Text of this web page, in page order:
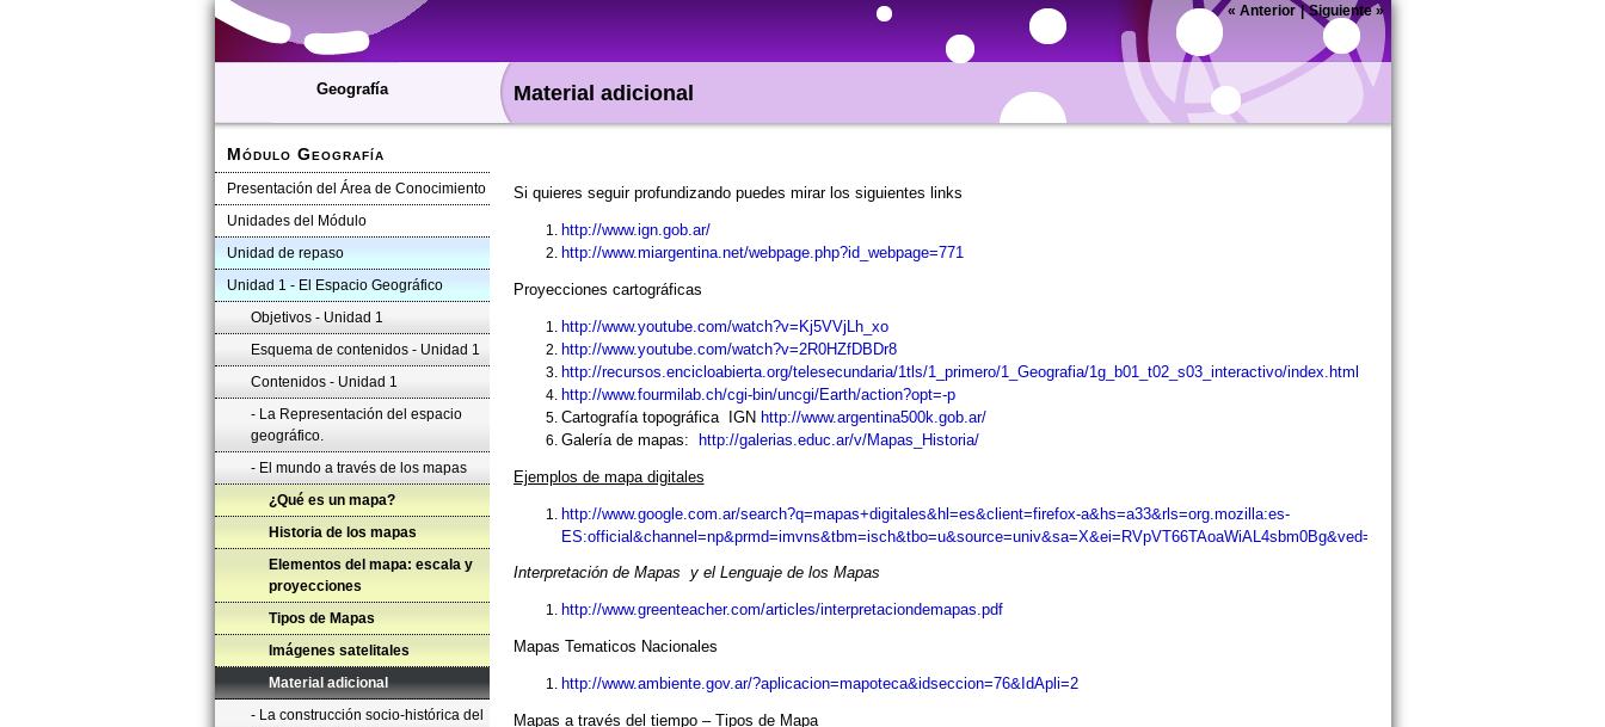
Geografía
Módulo Geografía
Presentación del Área de Conocimiento
Unidades del Módulo
Unidad de repaso
Unidad 1 - El Espacio Geográfico
Objetivos - Unidad 1
Esquema de contenidos - Unidad 1
Contenidos - Unidad 1
- La Representación del espacio
geográfico.
- El mundo a través de los mapas
¿Qué es un mapa?
Historia de los mapas
Elementos del mapa: escala y
proyecciones
Tipos de Mapas
Imágenes satelitales
Material adicional
- La construcción socio-histórica del
« Anterior|Siguiente»
Material adicional
Si quieres seguir profundizando puedes mirar los siguientes links
http://www.ign.gob.ar/
http://www.miargentina.net/webpage.php?id_webpage=771
Proyecciones cartográficas
http://www.youtube.com/watch?v=Kj5VVjLh_xo
http://www.youtube.com/watch?v=2R0HZfDBDr8
http://recursos.encicloabierta.org/telesecundaria/1tls/1_primero/1_Geografia/1g_b01_t02_s03_interactivo/index.html
http://www.fourmilab.ch/cgi-bin/uncgi/Earth/action?opt=-p
Cartografía topográfica IGN http://www.argentina500k.gob.ar/
Galería de mapas:
http://galerias.educ.ar/v/Mapas_Historia/
Ejemplos de mapa digitales
http://www.google.com.ar/search?q=mapas+digitales&hl=es&client=firefox-a&hs=a33&rls=org.mozilla:es-
ES:official&channel=np&prmd=imvns&tbm=isch&tbo=u&source=univ&sa=X&ei=RVpVT66TAoaWiAL4sbm0Bg&ved=0CG4QsAQ&biw=1366&bih=662
Interpretación de Mapas y el Lenguaje de los Mapas
http://www.greenteacher.com/articles/interpretaciondemapas.pdf
Mapas Tematicos Nacionales
http://www.ambiente.gov.ar/?aplicacion=mapoteca&idseccion=76&IdApli=2
Mapas a través del tiempo – Tipos de Mapa